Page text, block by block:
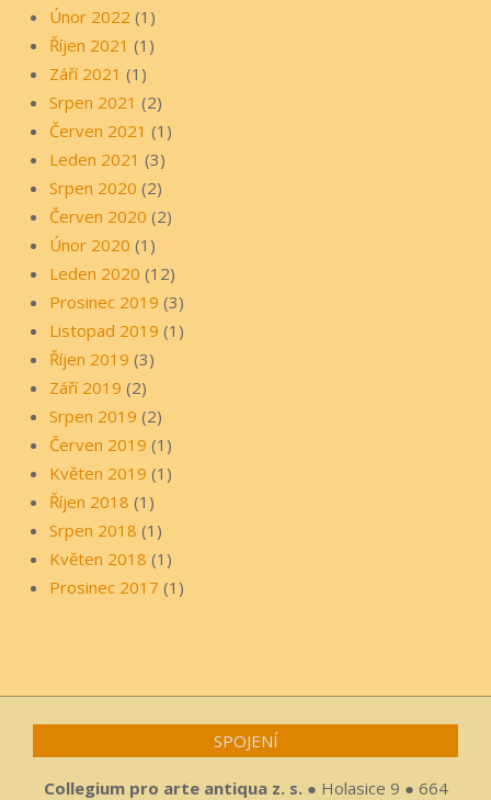
Únor 2022 (1)
Říjen 2021 (1)
Září 2021 (1)
Srpen 2021 (2)
Červen 2021 (1)
Leden 2021 (3)
Srpen 2020 (2)
Červen 2020 (2)
Únor 2020 (1)
Leden 2020 (12)
Prosinec 2019 (3)
Listopad 2019 (1)
Říjen 2019 (3)
Září 2019 (2)
Srpen 2019 (2)
Červen 2019 (1)
Květen 2019 (1)
Říjen 2018 (1)
Srpen 2018 (1)
Květen 2018 (1)
Prosinec 2017 (1)
SPOJENÍ
Collegium pro arte antiqua z. s. ● Holasice 9 ● 664